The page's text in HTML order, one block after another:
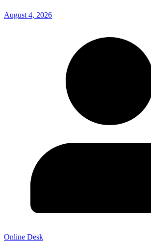
August 4, 2026
Online Desk